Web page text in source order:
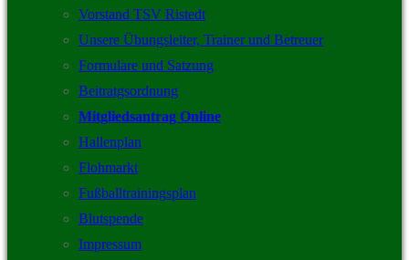
Vorstand TSV Ristedt
Unsere Übungsleiter, Trainer und Betreuer
Formulare und Satzung
Beitratgsordnung
Mitgliedsantrag Online
Hallenplan
Flohmarkt
Fußballtrainingsplan
Blutspende
Impressum